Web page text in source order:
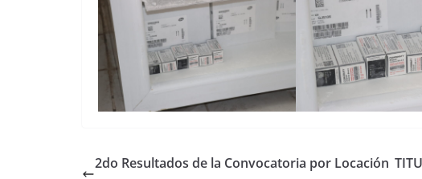
2do Resultados de la Convocatoria por Locación